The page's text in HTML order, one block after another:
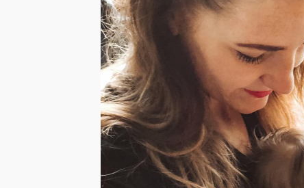
Handbagage voor je
baby: inpaklijst en
checklist met 16 items
voor in het vliegtuig
Reizen met een kleine baby hoeft niet stressvol
te zijn, mits je je goed voorbereidt. Dat je ...